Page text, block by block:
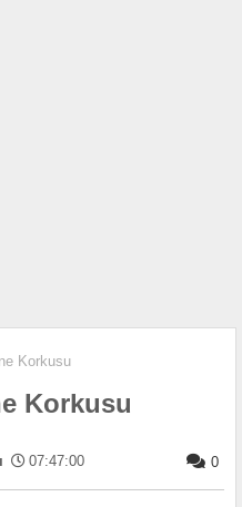
Korkusu
Korkusu
07:47:00 0